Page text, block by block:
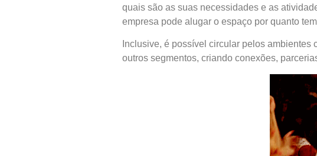
quais são as suas necessidades e as
empresa pode alugar o espaço por quanto
Inclusive, é possível circular pelos
outros segmentos, criando conexões,